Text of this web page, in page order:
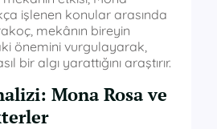
işlenen konular arasında
mekânın bireyin
önemini vurgulayarak,
bir algı yarattığını araştırır.
Mona Rosa ve